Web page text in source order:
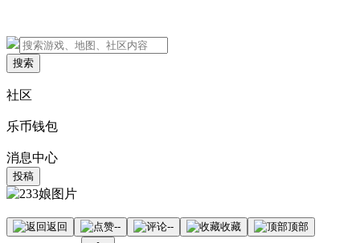
搜索
社区
乐币钱包
消息中心
投稿
返回 -- -- 收藏 顶部